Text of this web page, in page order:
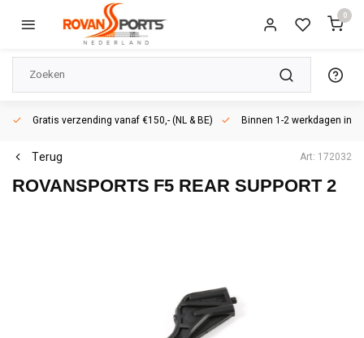
0
Gratis verzending vanaf €150,- (NL & BE) Binnen 1-2 werkdagen in
Terug Art: 172032
ROVANSPORTS F5 REAR SUPPORT 2